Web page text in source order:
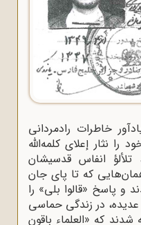
خاطرات رادمردانی
نثار إعلای کلمه‌الله
انفاس قدسیشان
که تا پای جان
و پاسخ «قالوا بلی» را
در زندگی حماسی
که «العلماء باقون